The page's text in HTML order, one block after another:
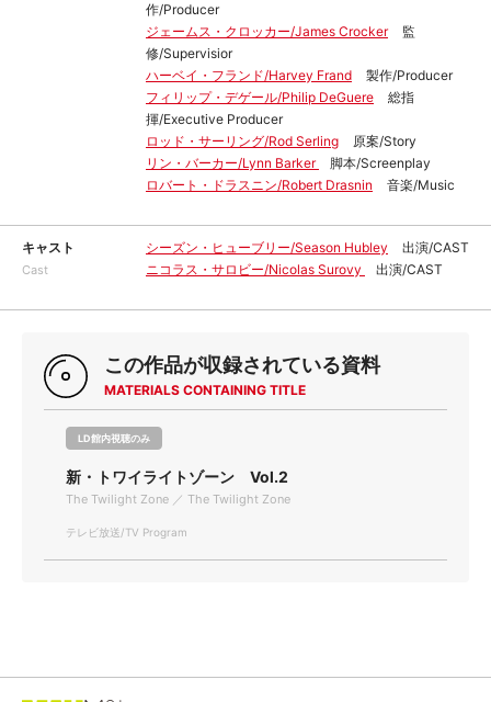
作/Producer
ジェームス・クロッカー/James Crocker
監
修/Supervisior
ハーベイ・フランド/Harvey Frand
製作/Producer
フィリップ・デゲール/Philip DeGuere
総指
揮/Executive Producer
ロッド・サーリング/Rod Serling
原案/Story
リン・バーカー/Lynn Barker
脚本/Screenplay
ロバート・ドラスニン/Robert Drasnin
音楽/Music
キャスト
Cast
シーズン・ヒューブリー/Season Hubley
出演/CAST
ニコラス・サロビー/Nicolas Surovy
出演/CAST
この作品が収録されている資料
MATERIALS CONTAINING TITLE
LD館内視聴のみ
新・トワイライトゾーン Vol.2
The Twilight Zone ／ The Twilight Zone
テレビ放送/TV Program